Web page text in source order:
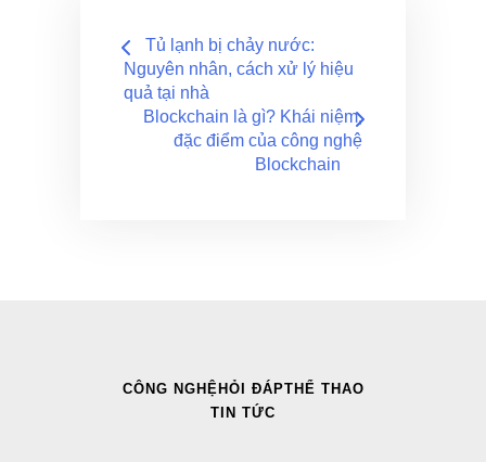
Điều
hướng
bài
Tủ lạnh bị chảy nước:
Nguyên nhân, cách xử lý hiệu
quả tại nhà
Blockchain là gì? Khái niệm,
đặc điểm của công nghệ
Blockchain
CÔNG NGHỆ HỎI ĐÁPTHỂ THAO
TIN TỨC